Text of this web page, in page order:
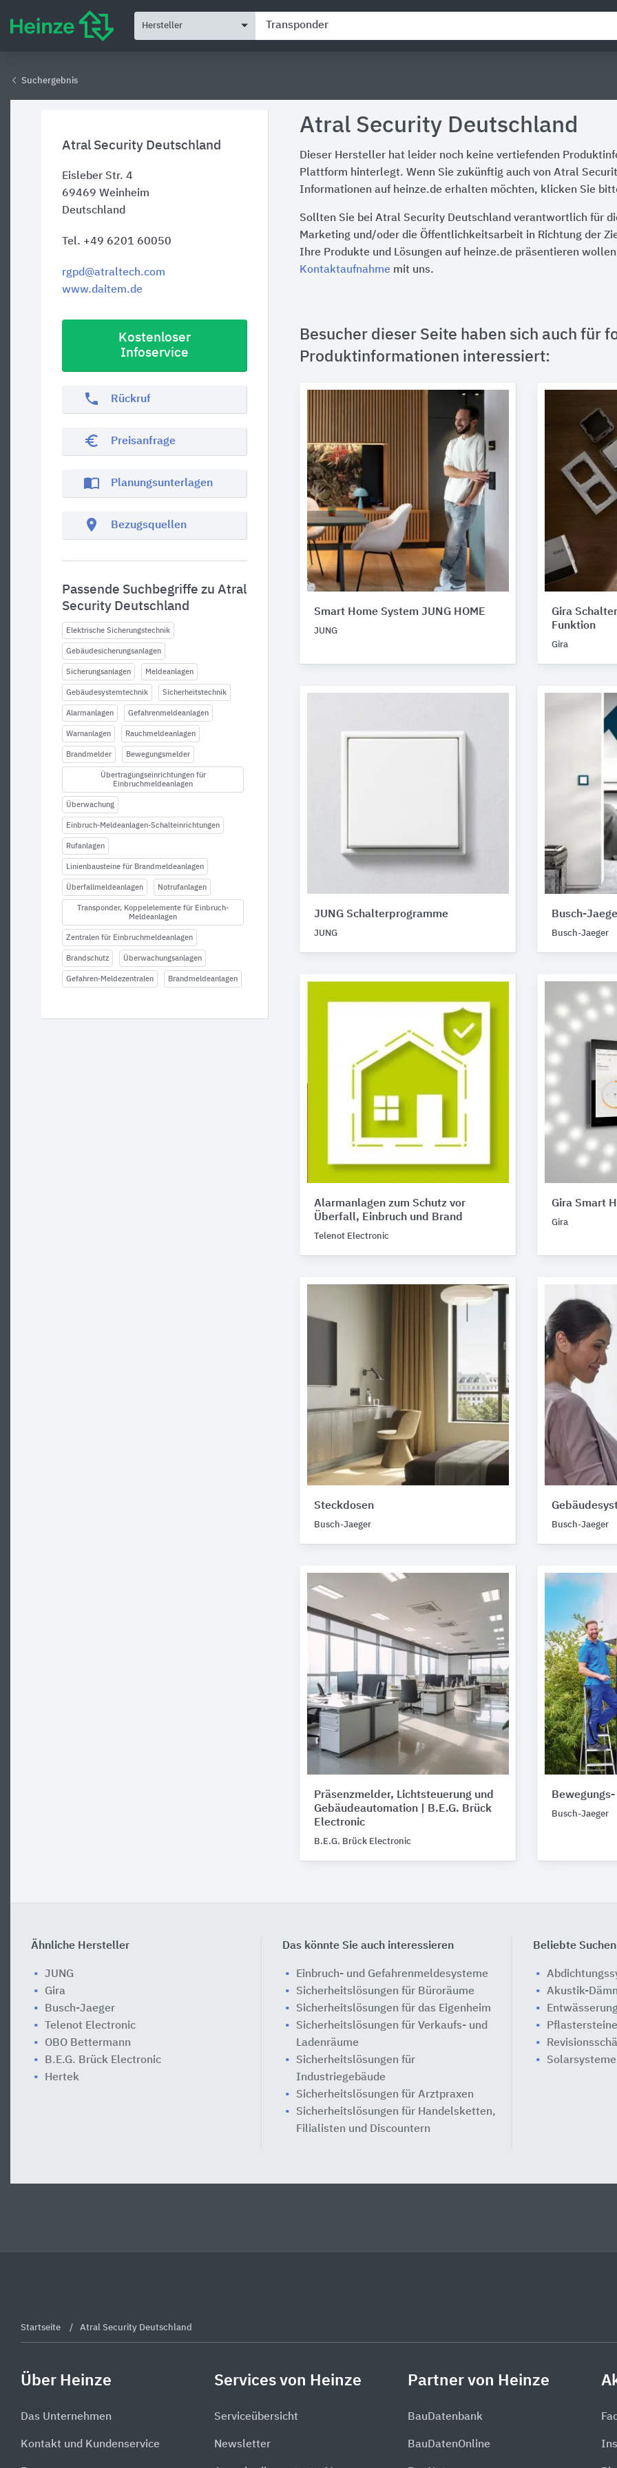
Hersteller
Suchergebnis
Atral Security Deutschland
Eisleber Str. 4
69469 Weinheim
Deutschland
Tel. +49 6201 60050
rgpd@atraltech.com
www.daitem.de
Kostenloser
Infoservice
phone Rückruf
euro_symbol Preisanfrage
import_contacts Planungsunterlagen
location_on Bezugsquellen
Passende Suchbegriffe zu Atral
Security Deutschland
Elektrische Sicherungstechnik
Gebäudesicherungsanlagen
Sicherungsanlagen Meldeanlagen
Gebäudesystemtechnik Sicherheitstechnik
Alarmanlagen Gefahrenmeldeanlagen
Warnanlagen Rauchmeldeanlagen
Brandmelder Bewegungsmelder
Übertragungseinrichtungen für
Einbruchmeldeanlagen
Überwachung
Einbruch-Meldeanlagen-Schalteinrichtungen
Rufanlagen
Linienbausteine für Brandmeldeanlagen
Überfallmeldeanlagen Notrufanlagen
Transponder, Koppelelemente für Einbruch-
Meldeanlagen
Zentralen für Einbruchmeldeanlagen
Brandschutz Überwachungsanlagen
Gefahren-Meldezentralen Brandmeldeanlagen
Atral Security Deutschland
Dieser Hersteller hat leider noch keine vertiefenden
Plattform hinterlegt. Wenn Sie zukünftig auch von Atral
Informationen auf heinze.de erhalten möchten, klicken Sie
Sollten Sie bei Atral Security Deutschland verantwortlich für
Marketing und/oder die Öffentlichkeitsarbeit in Richtung der
Ihre Produkte und Lösungen auf heinze.de präsentieren
Kontaktaufnahme mit uns.
Besucher dieser Seite haben sich auch für
Produktinformationen interessiert:
Smart Home System JUNG HOME
JUNG
Gira
Funktion
Gira
JUNG Schalterprogramme
JUNG
Busch-
Busch-Jaeger
Alarmanlagen zum Schutz vor
Überfall, Einbruch und Brand
Telenot Electronic
Gira Smart
Gira
Steckdosen
Busch-Jaeger Busch-Jaeger
Präsenzmelder, Lichtsteuerung und
Gebäudeautomation | B.E.G. Brück
Electronic
B.E.G. Brück Electronic
Busch-Jaeger
Ähnliche Hersteller
JUNG
Gira
Busch-Jaeger
Telenot Electronic
OBO Bettermann
B.E.G. Brück Electronic
Hertek
Das könnte Sie auch interessieren
Einbruch- und Gefahrenmeldesysteme
Sicherheitslösungen für Büroräume
Sicherheitslösungen für das Eigenheim
Sicherheitslösungen für Verkaufs- und
Ladenräume
Sicherheitslösungen für
Industriegebäude
Sicherheitslösungen für Arztpraxen
Sicherheitslösungen für Handelsketten,
Filialisten und Discountern
Beliebte Suchen
Akustik-
Solarsysteme
Startseite Atral Security Deutschland
Über Heinze
Das Unternehmen
Kontakt und Kundenservice
Services von Heinze
Serviceübersicht
Newsletter
Partner von Heinze
BauDatenbank
BauDatenOnline